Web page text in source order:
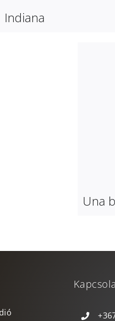
Indiana
Una